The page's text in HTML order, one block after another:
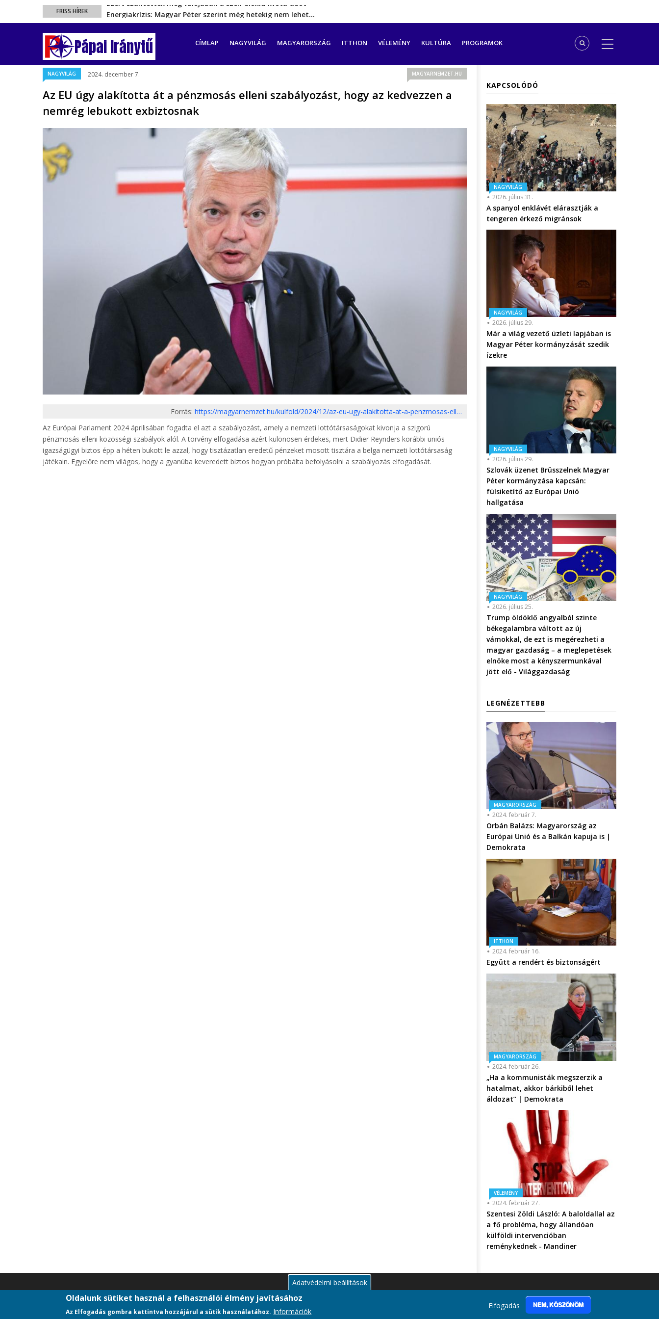
FRISS HÍREK
Energiakrízis: Magyar Péter szerint még hetekig nem lehet…
A spanyol enklávét elárasztják a tengeren érkező migránsok
Rétvári Bence: Magyar Péter gőzerővel hátrál ki a tanároknak tett…
Magyar Péter rendkívüli bejelentést tett, energia-krízishelyzet jöhet…
Ezért szüntették meg valójában a szén‑dioxid‑kvóta‑adót
Pápai Iránytű
FŐ
CÍMLAP NAGYVILÁG MAGYARORSZÁG ITTHON VÉLEMÉNY KULTÚRA PROGRAMOK
NAGYVILÁG 2024. december 7. MAGYARNEMZET.HU
Az EU úgy alakította át a pénzmosás elleni szabályozást, hogy az kedvezzen a
nemrég lebukott exbiztosnak
Forrás: https://magyarnemzet.hu/kulfold/2024/12/az-eu-ugy-alakitotta-at-a-penzmosas-ell…
Az Európai Parlament 2024 áprilisában fogadta el azt a szabályozást, amely a nemzeti lottótársaságokat kivonja a szigorú
pénzmosás elleni közösségi szabályok alól. A törvény elfogadása azért különösen érdekes, mert Didier Reynders korábbi uniós
igazságügyi biztos épp a héten bukott le azzal, hogy tisztázatlan eredetű pénzeket mosott tisztára a belga nemzeti lottótársaság
játékain. Egyelőre nem világos, hogy a gyanúba keveredett biztos hogyan próbálta befolyásolni a szabályozás elfogadását.
KAPCSOLÓDÓ
NAGYVILÁG
2026. július 31.
A spanyol enklávét elárasztják a
tengeren érkező migránsok
NAGYVILÁG
2026. július 29.
Már a világ vezető üzleti lapjában is
Magyar Péter kormányzását szedik
ízekre
NAGYVILÁG
2026. július 29.
Szlovák üzenet Brüsszelnek Magyar
Péter kormányzása kapcsán:
fülsiketítő az Európai Unió
hallgatása
NAGYVILÁG
2026. július 25.
Trump öldöklő angyalból szinte
békegalambra váltott az új
vámokkal, de ezt is megérezheti a
magyar gazdaság – a meglepetések
elnöke most a kényszermunkával
jött elő - Világgazdaság
LEGNÉZETTEBB
MAGYARORSZÁG
2024. február 7.
Orbán Balázs: Magyarország az
Európai Unió és a Balkán kapuja is |
Demokrata
ITTHON
2024. február 16.
Együtt a rendért és biztonságért
MAGYARORSZÁG
2024. február 26.
„Ha a kommunisták megszerzik a
hatalmat, akkor bárkiből lehet
áldozat” | Demokrata
VÉLEMÉNY
2024. február 27.
Szentesi Zöldi László: A baloldallal az
a fő probléma, hogy állandóan
külföldi intervencióban
reménykednek - Mandiner
LÁBLÉC
Adatkezelési tájékoztató
Adatvédelmi beállítások
Oldalunk sütiket használ a felhasználói élmény javításához
Az Elfogadás gombra kattintva hozzájárul a sütik használatához. Információk
Elfogadás NEM, KÖSZÖNÖM